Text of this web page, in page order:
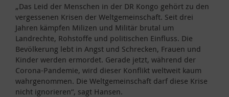
„Das Leid der Menschen in der DR Kongo gehört zu den
vergessenen Krisen der Weltgemeinschaft. Seit drei
Jahren kämpfen Milizen und Militär brutal um
Landrechte, Rohstoffe und politischen Einfluss. Die
Bevölkerung lebt in Angst und Schrecken, Frauen und
Kinder werden ermordet. Gerade jetzt, während der
Corona-Pandemie, wird dieser Konflikt weltweit kaum
wahrgenommen. Die Weltgemeinschaft darf diese Krise
nicht ignorieren“, sagt Hansen.